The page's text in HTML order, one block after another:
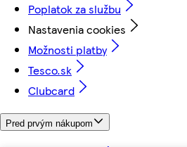
Poplatok za službu
Nastavenia cookies
Možnosti platby
Tesco.sk
Clubcard
Pred prvým nákupom